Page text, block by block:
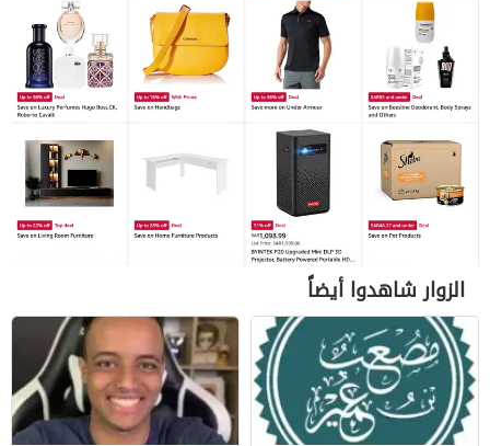
الزوار شاهدوا أيضاً